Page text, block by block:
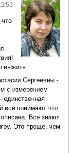
выжить.
Сергеевны -
с измерением
единственная
все понимают что
описана. Все знают
Это проще, чем